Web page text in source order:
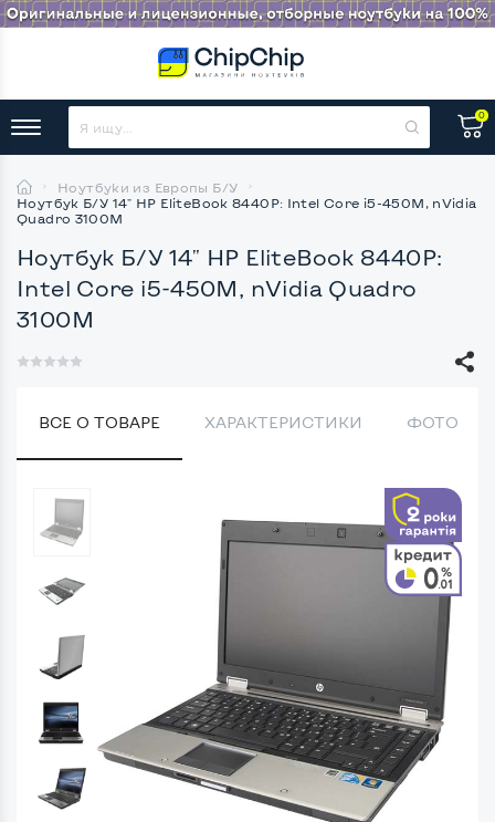
0
Ноутбуки из Европы Б/У
Ноутбук Б/У 14" HP EliteBook 8440P: Intel Core i5-450M, nVidia
Quadro 3100M
Ноутбук Б/У 14" HP EliteBook 8440P:
Intel Core i5-450M, nVidia Quadro
3100M
ВСЕ О ТОВАРЕ ХАРАКТЕРИСТИКИ ФОТО